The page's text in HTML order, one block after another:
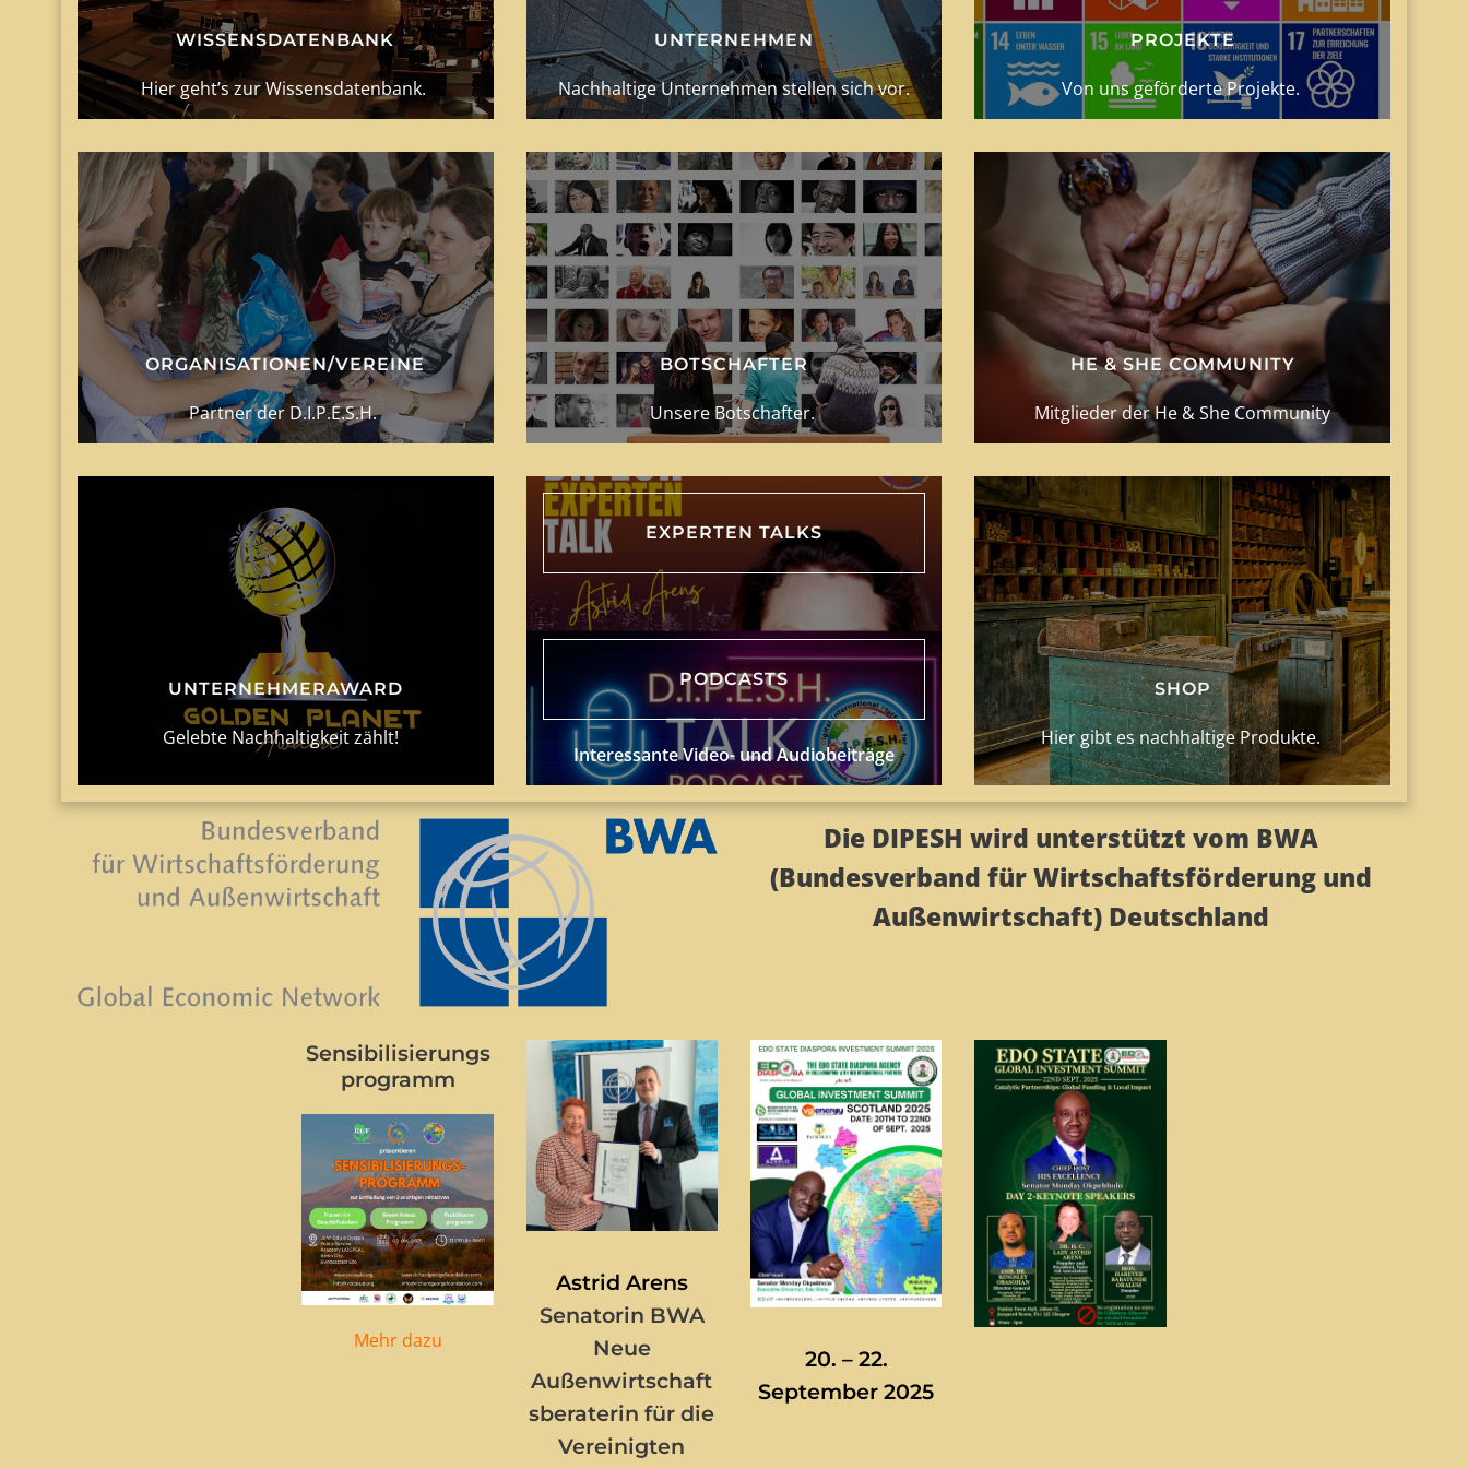
WISSENSDATENBANK
Hier geht’s zur Wissensdatenbank.
UNTERNEHMEN
Nachhaltige Unternehmen stellen sich vor.
PROJEKTE
Von uns geförderte Projekte.
ORGANISATIONEN/VEREINE
Partner der D.I.P.E.S.H.
BOTSCHAFTER
Unsere Botschafter.
HE & SHE COMMUNITY
Mitglieder der He & She Community
UNTERNEHMERAWARD
Gelebte Nachhaltigkeit zählt!
EXPERTEN TALKS
PODCASTS
Interessante Video- und Audiobeiträge
SHOP
Hier gibt es nachhaltige Produkte.
Die DIPESH wird unterstützt vom BWA
(Bundesverband für Wirtschaftsförderung und
Außenwirtschaft) Deutschland
Sensibilisierungs
programm
Mehr dazu
Astrid Arens
Senatorin BWA
Neue
Außenwirtschaft
sberaterin für die
Vereinigten
20. – 22.
September 2025